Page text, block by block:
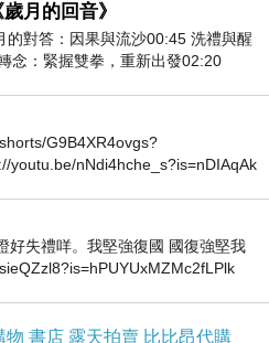
月的回音》
的對答：因果與流沙00:45​ 洗禮與醒
念：緊握雙拳，重新出發02:20
G9B4XR4ovgs?
youtu.be/nNdi4hche_s?is=nDIAqAk
好失禮咩。我堅強復國 國復強堅我
物 書店 露天拍賣 比比昂代購